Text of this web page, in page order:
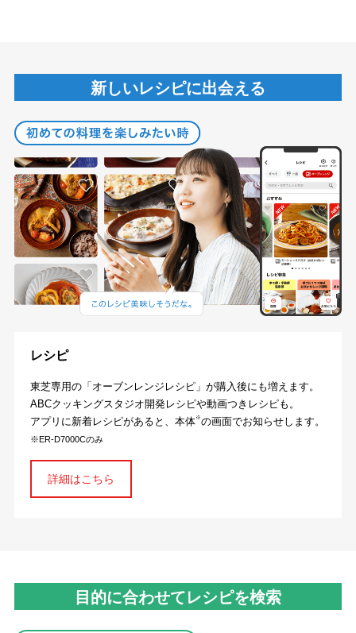
新しいレシピに出会える
レシピ
東芝専用の「オーブンレンジレシピ」が購入後にも増えます。
ABCクッキングスタジオ開発レシピや動画つきレシピも。
アプリに新着レシピがあると、本体※の画面でお知らせします。
※ER-D7000Cのみ
詳細はこちら
目的に合わせてレシピを検索